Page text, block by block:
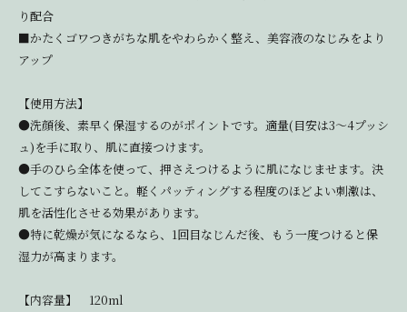
り配合
■かたくゴワつきがちな肌をやわらかく整え、美容液のなじみをより
アップ
【使用方法】
●洗顔後、素早く保湿するのがポイントです。適量(目安は3～4プッシ
ュ)を手に取り、肌に直接つけます。
●手のひら全体を使って、押さえつけるように肌になじませます。決
してこすらないこと。軽くパッティングする程度のほどよい刺激は、
肌を活性化させる効果があります。
●特に乾燥が気になるなら、1回目なじんだ後、もう一度つけると保
湿力が高まります。
【内容量】 120ml